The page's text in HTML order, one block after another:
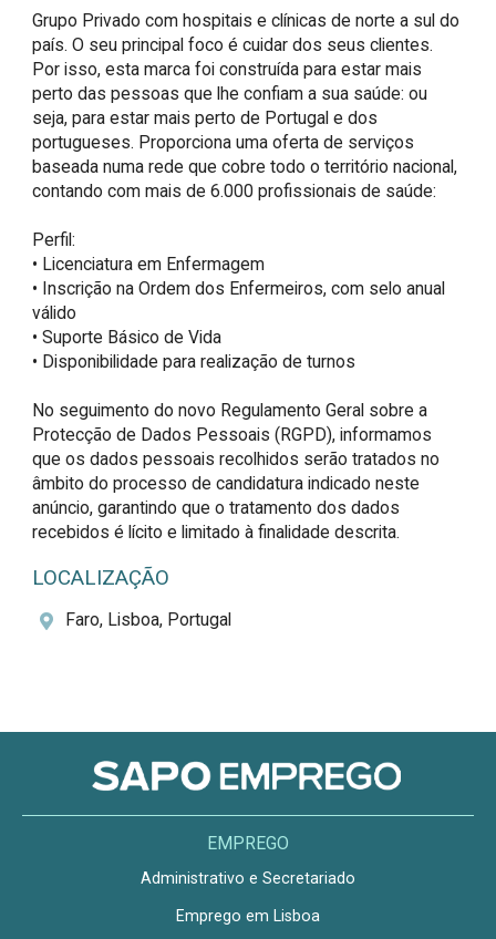
Grupo Privado com hospitais e clínicas de norte a sul do
país. O seu principal foco é cuidar dos seus clientes.
Por isso, esta marca foi construída para estar mais
perto das pessoas que lhe confiam a sua saúde: ou
seja, para estar mais perto de Portugal e dos
portugueses. Proporciona uma oferta de serviços
baseada numa rede que cobre todo o território nacional,
contando com mais de 6.000 profissionais de saúde:
Perfil:
• Licenciatura em Enfermagem
• Inscrição na Ordem dos Enfermeiros, com selo anual
válido
• Suporte Básico de Vida
• Disponibilidade para realização de turnos
No seguimento do novo Regulamento Geral sobre a
Protecção de Dados Pessoais (RGPD), informamos
que os dados pessoais recolhidos serão tratados no
âmbito do processo de candidatura indicado neste
anúncio, garantindo que o tratamento dos dados
recebidos é lícito e limitado à finalidade descrita.
LOCALIZAÇÃO
Faro, Lisboa, Portugal
EMPREGO
Administrativo e Secretariado
Emprego em Lisboa